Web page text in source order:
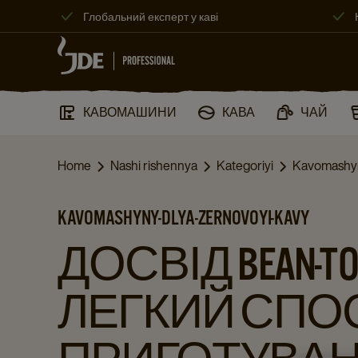
Глобальний експерт у каві
КАВОМАШИНИ​ КАВА ЧАЙ
Home Nashi rishennya Kategoriyi
KAVOMASHYNY-DLYA-ZERNOVOYI-KAVY
ДОСВІД BEAN-
ЛЕГКИЙ